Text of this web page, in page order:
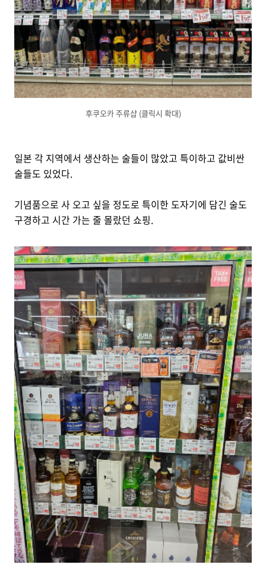
후쿠오카 주류샵 (클릭시 확대)
일본 각 지역에서 생산하는 술들이 많았고 특이하고 값비싼
술들도 있었다.
기념품으로 사 오고 싶을 정도로 특이한 도자기에 담긴 술도
구경하고 시간 가는 줄 몰랐던 쇼핑.